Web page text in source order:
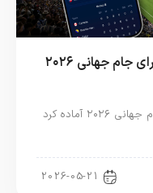
اپل اپلیکیشن Apple Sports را برای جام جهانی ۲۰۲۶
اپل اپلیکیشن Apple Sports را برای جام جهانی ۲۰۲۶ آماده کرد
2026-05-21